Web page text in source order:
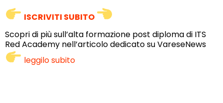
ISCRIVITI SUBITO
Scopri di più sull’alta formazione post diploma di ITS
Red Academy nell’articolo dedicato su VareseNews
leggilo subito